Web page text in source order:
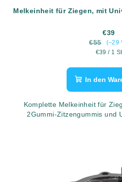
Melkeinheit für Ziegen, mit
€39
€55
(–29
€39 / 1 St
In den
Komplette Melkeinheit für
2Gummi-Zitzengummis und